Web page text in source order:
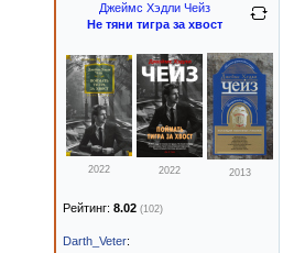
Джеймс Хэдли Чейз
Не тяни тигра за хвост
2022 2022 2013
Рейтинг: 8.02 (102)
Darth_Veter: